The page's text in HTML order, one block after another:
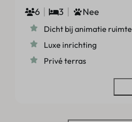
6
3 Nee
Dicht bij animatie ruimte
Luxe inrichting
Privé terras